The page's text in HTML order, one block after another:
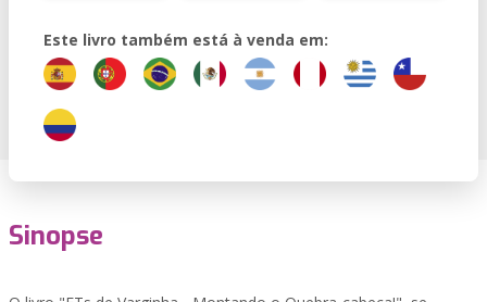
Este livro também está à venda em:
Sinopse